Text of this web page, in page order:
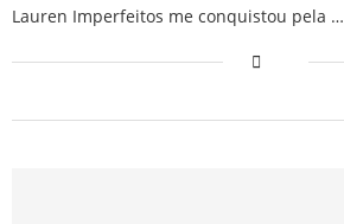
Lauren Imperfeitos me conquistou pela …